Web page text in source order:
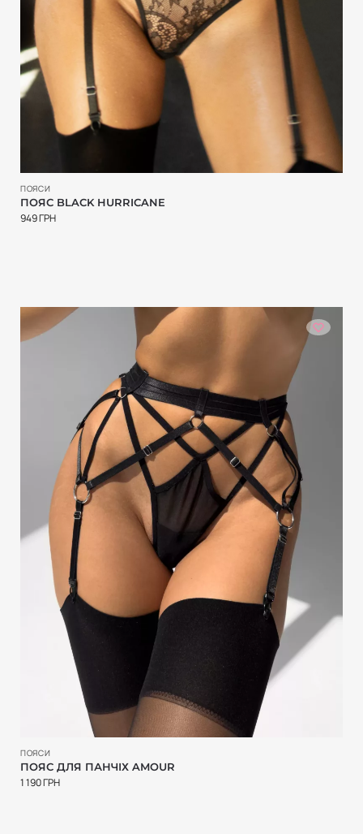
ПОЯСИ
ПОЯС BLACK HURRICANE
949ГРН
ПОЯСИ
ПОЯС ДЛЯ ПАНЧІХ AMOUR
1 190ГРН